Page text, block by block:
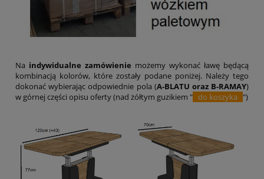
Na indywidualne zamówienie możemy wykonać ławę będącą
kombinacją kolorów, które zostały podane poniżej. Należy tego
dokonać wybierając odpowiednie pola (A-BLATU oraz B-RAMAY)
w górnej części opisu oferty (nad żółtym guzikiem " do koszyka ")